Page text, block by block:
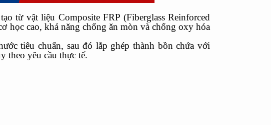
từ vật liệu Composite FRP (Fiberglass Reinforced
học cao, khả năng chống ăn mòn và chống oxy hóa
tiêu chuẩn, sau đó lắp ghép thành bồn chứa với
theo yêu cầu thực tế.